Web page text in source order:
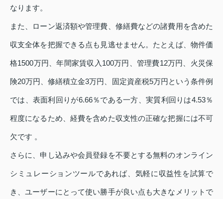
なります。
また、ローン返済額や管理費、修繕費などの諸費用を含めた
収支全体を把握できる点も見逃せません。たとえば、物件価
格1500万円、年間家賃収入100万円、管理費12万円、火災保
険20万円、修繕積立金3万円、固定資産税5万円という条件例
では、表面利回りが6.66％である一方、実質利回りは4.53％
程度になるため、経費を含めた収支性の正確な把握には不可
欠です 。
さらに、申し込みや会員登録を不要とする無料のオンライン
シミュレーションツールであれば、気軽に収益性を試算で
き、ユーザーにとって使い勝手が良い点も大きなメリットで